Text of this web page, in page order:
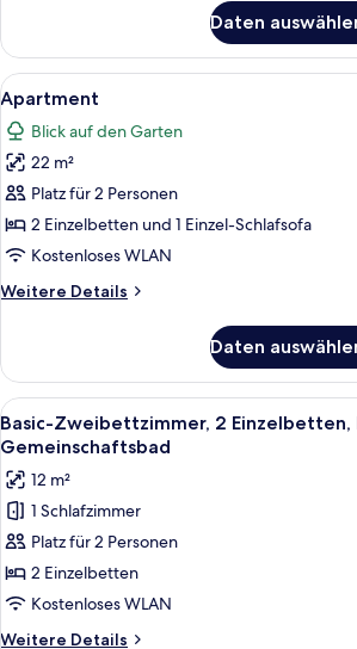
oder
Zweibettzimmer
(External
Bathroom)
Daten
Alle
Fotos
für
Apartment
anzeigen
Eine
7
Apartment
Blick auf den Garten
22 m²
Platz für 2 Personen
2 Einzelbetten und 1 Einzel-Schlafsofa
Kostenloses WLAN
Weitere Details
Weitere
Daten
Alle
Fotos
für
Basic-
Zweibettzimmer,
2 Einzelbetten,
Nichtraucher,
Gemeinschaftsbad
anzeigen
Ein
1
Basic-Zweibettzimmer, 2 Einzelbetten,
Gemeinschaftsbad
12 m²
1 Schlafzimmer
Platz für 2 Personen
2 Einzelbetten
Kostenloses WLAN
Weitere Details
Weitere